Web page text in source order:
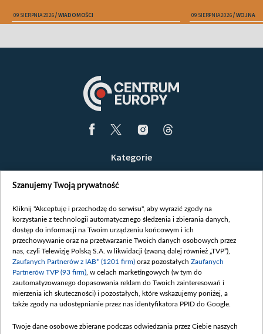
09 SIERPNIA 2026 WIADOMOŚCI 09 SIERPNIA 2026 WOJNA
Kategorie
Opinie
Białoruś / Polska
Czytelnia
Centrum Europy
O nas
Kontakt
Informacje o nadawcy
Serwisy partnerskie
Szanujemy Twoją prywatność
Kliknij "Akceptuję i przechodzę do serwisu", aby wyrazić zgody na
korzystanie z technologii automatycznego śledzenia i zbierania danych,
dostęp do informacji na Twoim urządzeniu końcowym i ich
przechowywanie oraz na przetwarzanie Twoich danych osobowych przez
nas, czyli Telewizję Polską S.A. w likwidacji (zwaną dalej również „TVP”),
Zaufanych Partnerów z IAB* (1201 firm) oraz pozostałych Zaufanych
Partnerów TVP (93 firm) , w celach marketingowych (w tym do
zautomatyzowanego dopasowania reklam do Twoich zainteresowań i
mierzenia ich skuteczności) i pozostałych, które wskazujemy poniżej, a
także zgody na udostępnianie przez nas identyfikatora PPID do Google.
Twoje dane osobowe zbierane podczas odwiedzania przez Ciebie naszych